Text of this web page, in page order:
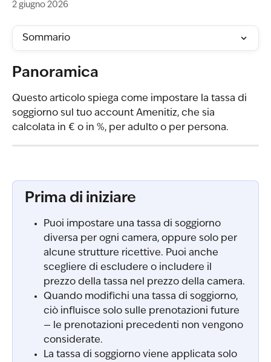
2 giugno 2026
Sommario
Panoramica
Questo articolo spiega come impostare la tassa di
soggiorno sul tuo account Amenitiz, che sia
calcolata in € o in %, per adulto o per persona.
Prima di iniziare
Puoi impostare una tassa di soggiorno
diversa per ogni camera, oppure solo per
alcune strutture ricettive. Puoi anche
scegliere di escludere o includere il
prezzo della tassa nel prezzo della camera.
Quando modifichi una tassa di soggiorno,
ciò influisce solo sulle prenotazioni future
— le prenotazioni precedenti non vengono
considerate.
La tassa di soggiorno viene applicata solo